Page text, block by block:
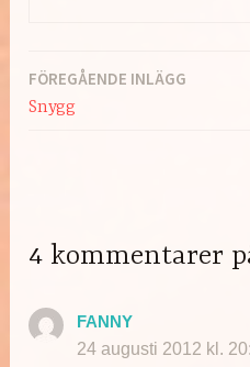
Inläggsnavigering
FÖREGÅENDE INLÄGG
Snygg
4 kommentarer
FANNY
24 augusti 2012 kl.